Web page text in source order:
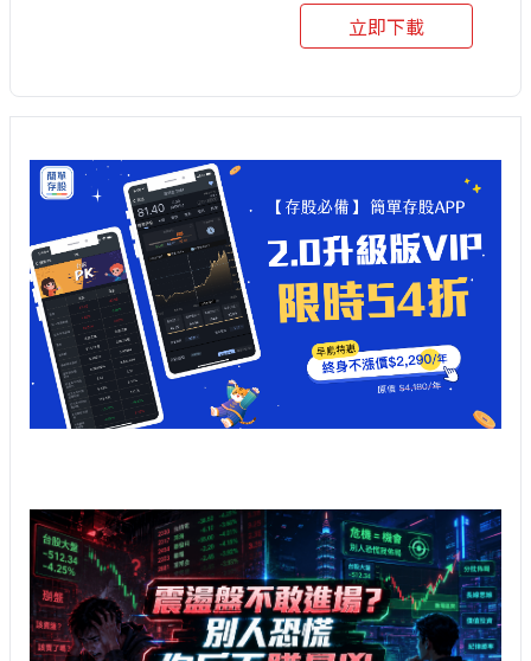
立即下載